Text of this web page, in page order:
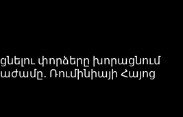
փորձերը խորացնում
Ռումինիայի Հայոց